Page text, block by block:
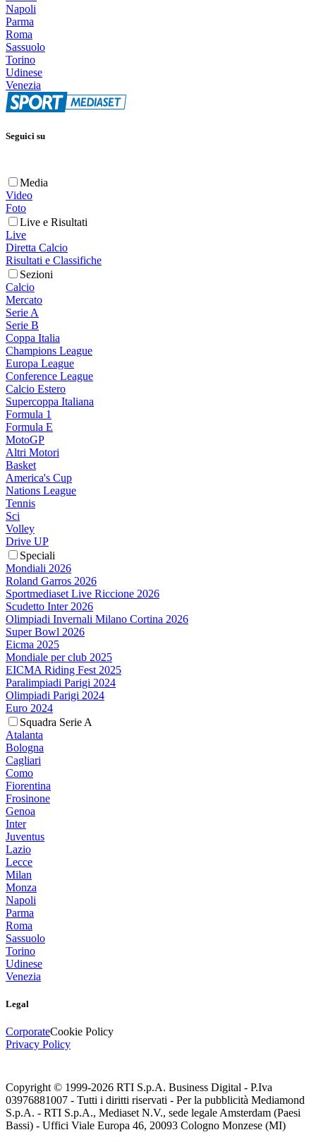
Napoli
Parma
Roma
Sassuolo
Torino
Udinese
Venezia
Seguici su
Media
Video
Foto
Live e Risultati
Live
Diretta Calcio
Risultati e Classifiche
Sezioni
Calcio
Mercato
Serie A
Serie B
Coppa Italia
Champions League
Europa League
Conference League
Calcio Estero
Supercoppa Italiana
Formula 1
Formula E
MotoGP
Altri Motori
Basket
America's Cup
Nations League
Tennis
Sci
Volley
Drive UP
Speciali
Mondiali 2026
Roland Garros 2026
Sportmediaset Live Riccione 2026
Scudetto Inter 2026
Olimpiadi Invernali Milano Cortina 2026
Super Bowl 2026
Eicma 2025
Mondiale per club 2025
EICMA Riding Fest 2025
Paralimpiadi Parigi 2024
Olimpiadi Parigi 2024
Euro 2024
Squadra Serie A
Atalanta
Bologna
Cagliari
Como
Fiorentina
Frosinone
Genoa
Inter
Juventus
Lazio
Lecce
Milan
Monza
Napoli
Parma
Roma
Sassuolo
Torino
Udinese
Venezia
Legal
CorporateCookie Policy
Privacy Policy
Copyright © 1999-2026 RTI S.p.A. Business Digital - P.Iva
03976881007 - Tutti i diritti riservati - Per la pubblicità Mediamond
S.p.A. - RTI S.p.A., Mediaset N.V., sede legale Amsterdam (Paesi
Bassi) - Uffici Viale Europa 46, 20093 Cologno Monzese (MI)